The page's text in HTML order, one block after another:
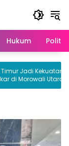
Hukum Politik
Jadi Kekuatan
Utara